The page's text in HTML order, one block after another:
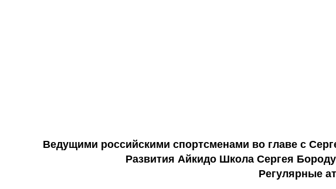
Ведущими российскими спортсменами во главе с
Развития Айкидо Школа Сергея
Регулярные